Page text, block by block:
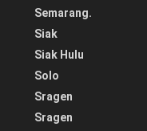
Semarang.
Siak
Siak Hulu
Solo
Sragen
Sragen